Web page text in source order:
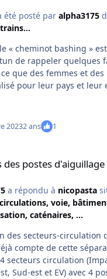
sont considérées
binaires simples
un autre que dans
binaire double
« pendant course ». Tout cela
dans les 4 liens ci-
2021/05/introduction-aux-
mecaniques-partie-
mecaniques-
transport.com/2023/
mecaniques-d-
été posté par alpha3175
« cheminot bashing »
de rappeler quelques
que des femmes et des
pour leur pays et leur
reconstruction.html image
Locomotion Moderne
20232 ans 1
des postes d'aiguillage
a répondu à nicopasta
voie,
caténaires, ...
des secteurs-circulation
compte de cette
secteurs circulation
Sud-est et EV) avec 4